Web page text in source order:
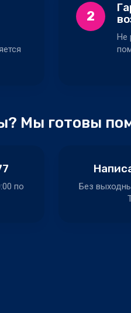
2
Не
Мы готовы
по
Без